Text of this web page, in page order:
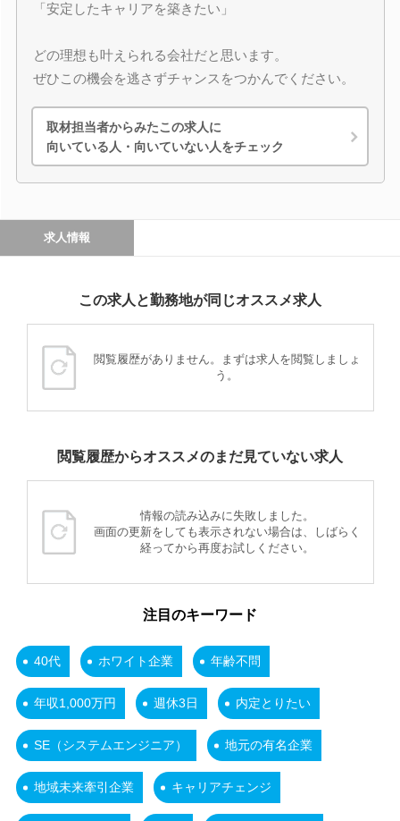
「安定したキャリアを築きたい」
どの理想も叶えられる会社だと思います。
ぜひこの機会を逃さずチャンスをつかんでください。
取材担当者からみたこの求人に
向いている人・向いていない人をチェック
求人情報
この求人と勤務地が同じオススメ求人
閲覧履歴がありません。まずは求人を閲覧しましょ
う。
閲覧履歴からオススメのまだ見ていない求人
情報の読み込みに失敗しました。
画面の更新をしても表示されない場合は、しばらく
経ってから再度お試しください。
注目のキーワード
40代 ホワイト企業 年齢不問
年収1,000万円 週休3日 内定とりたい
SE（システムエンジニア） 地元の有名企業
地域未来牽引企業 キャリアチェンジ